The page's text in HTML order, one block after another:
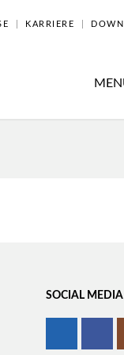
KARRIERE
SOCIAL MEDIA